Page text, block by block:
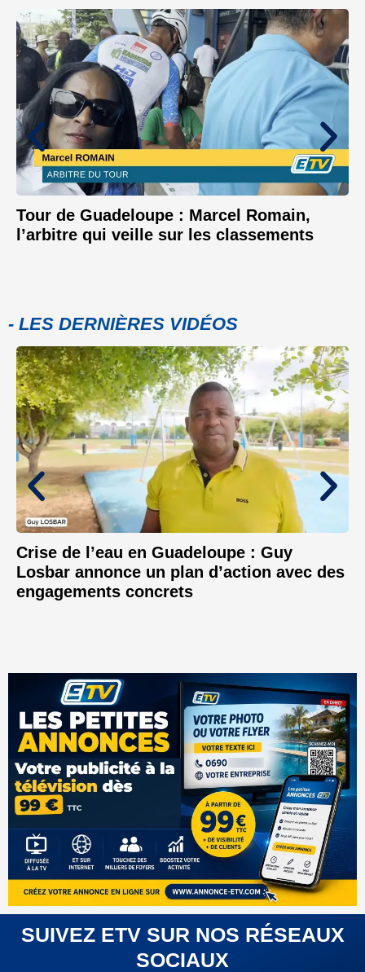
Tour de Guadeloupe : Marcel Romain,
l’arbitre qui veille sur les classements
- LES DERNIÈRES VIDÉOS
Crise de l’eau en Guadeloupe : Guy
Losbar annonce un plan d’action avec des
engagements concrets
SUIVEZ ETV SUR NOS RÉSEAUX
SOCIAUX